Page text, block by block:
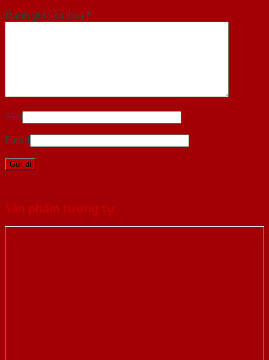
Đánh giá của bạn *
Tên
Email
Sản phẩm tương tự